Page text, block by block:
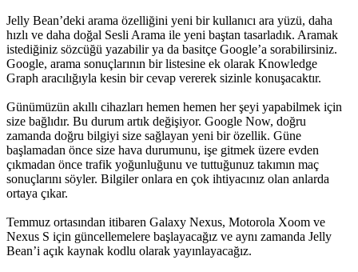
Jelly Bean’deki arama özelliğini yeni bir kullanıcı ara yüzü, daha
hızlı ve daha doğal Sesli Arama ile yeni baştan tasarladık. Aramak
istediğiniz sözcüğü yazabilir ya da basitçe Google’a sorabilirsiniz.
Google, arama sonuçlarının bir listesine ek olarak Knowledge
Graph aracılığıyla kesin bir cevap vererek sizinle konuşacaktır.
Günümüzün akıllı cihazları hemen hemen her şeyi yapabilmek için
size bağlıdır. Bu durum artık değişiyor. Google Now, doğru
zamanda doğru bilgiyi size sağlayan yeni bir özellik. Güne
başlamadan önce size hava durumunu, işe gitmek üzere evden
çıkmadan önce trafik yoğunluğunu ve tuttuğunuz takımın maç
sonuçlarını söyler. Bilgiler onlara en çok ihtiyacınız olan anlarda
ortaya çıkar.
Temmuz ortasından itibaren Galaxy Nexus, Motorola Xoom ve
Nexus S için güncellemelere başlayacağız ve aynı zamanda Jelly
Bean’i açık kaynak kodlu olarak yayınlayacağız.